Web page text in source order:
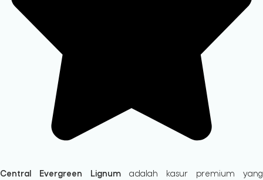
Central Evergreen Lignum adalah kasur premium yang